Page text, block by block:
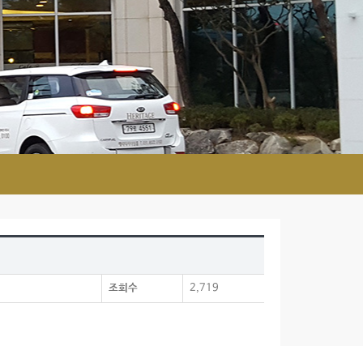
조회수 2,719